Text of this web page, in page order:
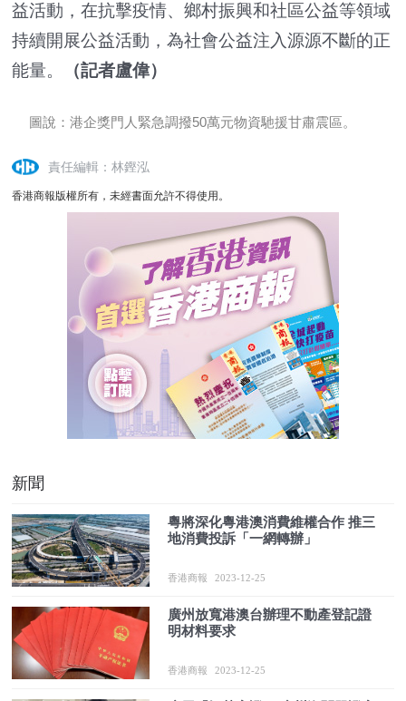
益活動，在抗擊疫情、鄉村振興和社區公益等領域
持續開展公益活動，為社會公益注入源源不斷的正
能量。
（記者盧偉）
圖說：港企獎門人緊急調撥50萬元物資馳援甘肅震區。
責任編輯：林鏗泓
香港商報版權所有，未經書面允許不得使用。
新聞
粵將深化粵港澳消費維權合作 推三
地消費投訴「一網轉辦」
香港商報 2023-12-25
廣州放寬港澳台辦理不動產登記證
明材料要求
香港商報 2023-12-25